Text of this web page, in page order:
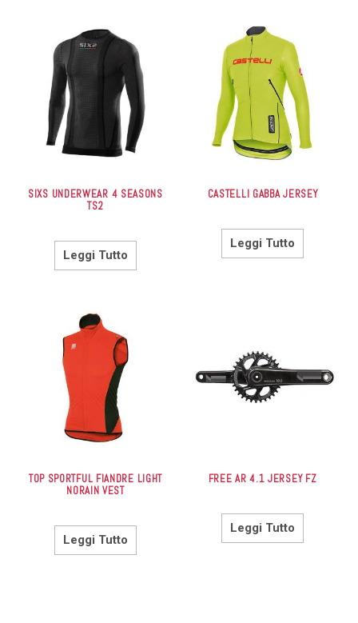
SIXS UNDERWEAR 4 SEASONS
TS2
Leggi Tutto
CASTELLI GABBA JERSEY
Leggi Tutto
TOP SPORTFUL FIANDRE LIGHT
NORAIN VEST
Leggi Tutto
FREE AR 4.1 JERSEY FZ
Leggi Tutto